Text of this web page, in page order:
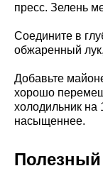
пресс. Зелень
Соедините в
обжаренный
Добавьте
хорошо
холодильник на
насыщеннее.
Полезный